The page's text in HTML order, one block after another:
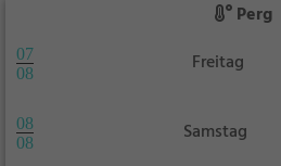
Perg
07
08
Freitag
08
08
Samstag